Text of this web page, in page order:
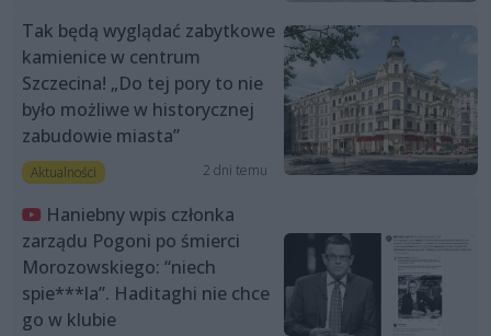
Tak będą wyglądać zabytkowe
kamienice w centrum
Szczecina! „Do tej pory to nie
było możliwe w historycznej
zabudowie miasta”
Aktualności 2 dni temu
Haniebny wpis członka
zarządu Pogoni po śmierci
Morozowskiego: “niech
spie***la”. Haditaghi nie chce
go w klubie